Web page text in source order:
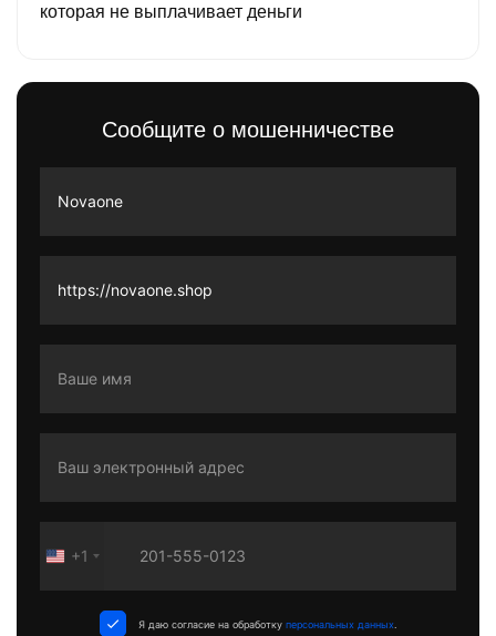
которая не выплачивает деньги
Сообщите о мошенничестве
United
+1
Я даю согласие на обработку персональных данных